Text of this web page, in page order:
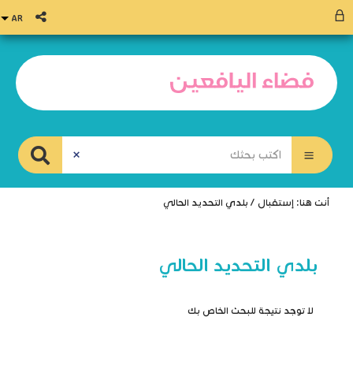
أنت هنا: إستقبال / بلدي التحديد الحالي
بلدي التحديد الحالي
لا توجد نتيجة للبحث الخاص بك